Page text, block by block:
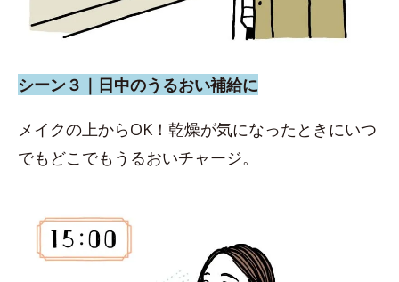
シーン３｜日中のうるおい補給に
メイクの上からOK！乾燥が気になったときにいつ
でもどこでもうるおいチャージ。